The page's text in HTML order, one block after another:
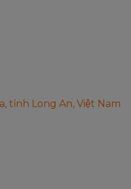
tỉnh Long An, Việt Nam